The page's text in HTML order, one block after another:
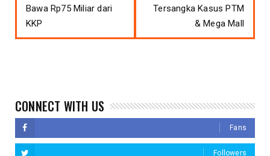
Bawa Rp75 Miliar dari
KKP
Tersangka Kasus PTM
& Mega Mall
CONNECT WITH US
Fans
Followers